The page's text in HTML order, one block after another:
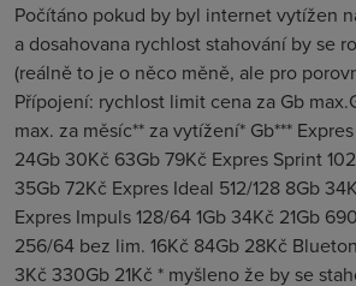
Počítáno pokud by byl internet vytížen
a dosahovana rychlost stahování by se
(reálně to je o něco měně, ale pro
Přípojení: rychlost limit cena za Gb
max. za měsíc** za vytížení* Gb***
24Gb 30Kč 63Gb 79Kč Expres Sprint
35Gb 72Kč Expres Ideal 512/128 8Gb
Expres Impuls 128/64 1Gb 34Kč 21Gb
256/64 bez lim. 16Kč 84Gb 28Kč
3Kč 330Gb 21Kč * myšleno že by se